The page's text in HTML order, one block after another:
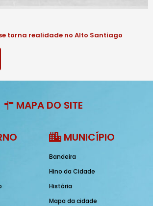
torna realidade no Alto Santiago
MAPA DO SITE
MUNICÍPIO
Bandeira
Hino da Cidade
História
Mapa da cidade